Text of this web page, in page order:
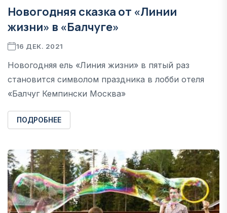
Новогодняя сказка от «Линии
жизни» в «Балчуге»
16 ДЕК. 2021
Новогодняя ель «Линия жизни» в пятый раз
становится символом праздника в лобби отеля
«Балчуг Кемпински Москва»
ПОДРОБНЕЕ